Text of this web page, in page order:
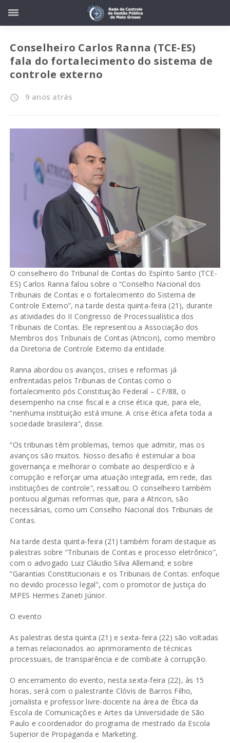
Conselheiro Carlos Ranna (TCE-ES)
fala do fortalecimento do sistema de
controle externo
access_time 9 anos atrás
O conselheiro do Tribunal de Contas do Espírito Santo (TCE-
ES) Carlos Ranna falou sobre o “Conselho Nacional dos
Tribunais de Contas e o fortalecimento do Sistema de
Controle Externo”, na tarde desta quinta-feira (21), durante
as atividades do II Congresso de Processualística dos
Tribunais de Contas. Ele representou a Associação dos
Membros dos Tribunais de Contas (Atricon), como membro
da Diretoria de Controle Externo da entidade.
Ranna abordou os avanços, crises e reformas já
enfrentadas pelos Tribunais de Contas como o
fortalecimento pós Constituição Federal – CF/88, o
desempenho na crise fiscal e a crise ética que, para ele,
“nenhuma instituição está imune. A crise ética afeta toda a
sociedade brasileira”, disse.
“Os tribunais têm problemas, temos que admitir, mas os
avanços são muitos. Nosso desafio é estimular a boa
governança e melhorar o combate ao desperdício e à
corrupção e reforçar uma atuação integrada, em rede, das
instituições de controle”, ressaltou. O conselheiro também
pontuou algumas reformas que, para a Atricon, são
necessárias, como um Conselho Nacional dos Tribunais de
Contas.
Na tarde desta quinta-feira (21) também foram destaque as
palestras sobre “Tribunais de Contas e processo eletrônico”,
com o advogado Luiz Cláudio Silva Allemand; e sobre
“Garantias Constitucionais e os Tribunais de Contas: enfoque
no devido processo legal”, com o promotor de Justiça do
MPES Hermes Zaneti Júnior.
O evento
As palestras desta quinta (21) e sexta-feira (22) são voltadas
a temas relacionados ao aprimoramento de técnicas
processuais, de transparência e de combate à corrupção.
O encerramento do evento, nesta sexta-feira (22), às 15
horas, será com o palestrante Clóvis de Barros Filho,
jornalista e professor livre-docente na área de Ética da
Escola de Comunicações e Artes da Universidade de São
Paulo e coordenador do programa de mestrado da Escola
Superior de Propaganda e Marketing.